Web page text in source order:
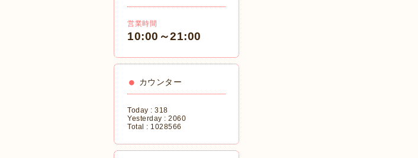
営業時間
10:00～21:00
カウンター
Today : 318
Yesterday : 2060
Total : 1028566